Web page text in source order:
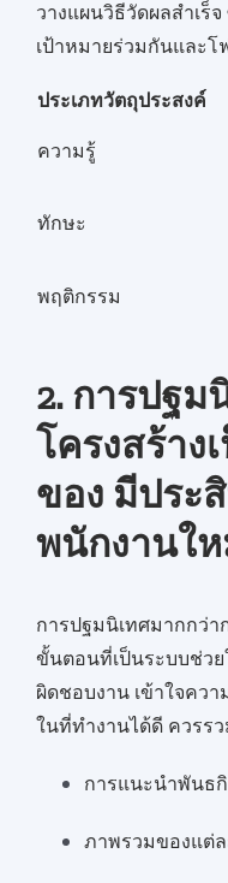
วางแผนวิธีวัดผลสำเร็
เป้าหมายร่วมกันและ
ประเภทวัตถุประสงค์
ความรู้
ทักษะ
พฤติกรรม
2. การปฐม
โครงสร้าง
ของ มีประ
พนักงานใ
การปฐมนิเทศมากกว่
ขั้นตอนที่เป็นระบบช่ว
ผิดชอบงาน เข้าใจคว
ในที่ทำงานได้ดี ควรร
การแนะนำพันธ
ภาพรวมของแต่